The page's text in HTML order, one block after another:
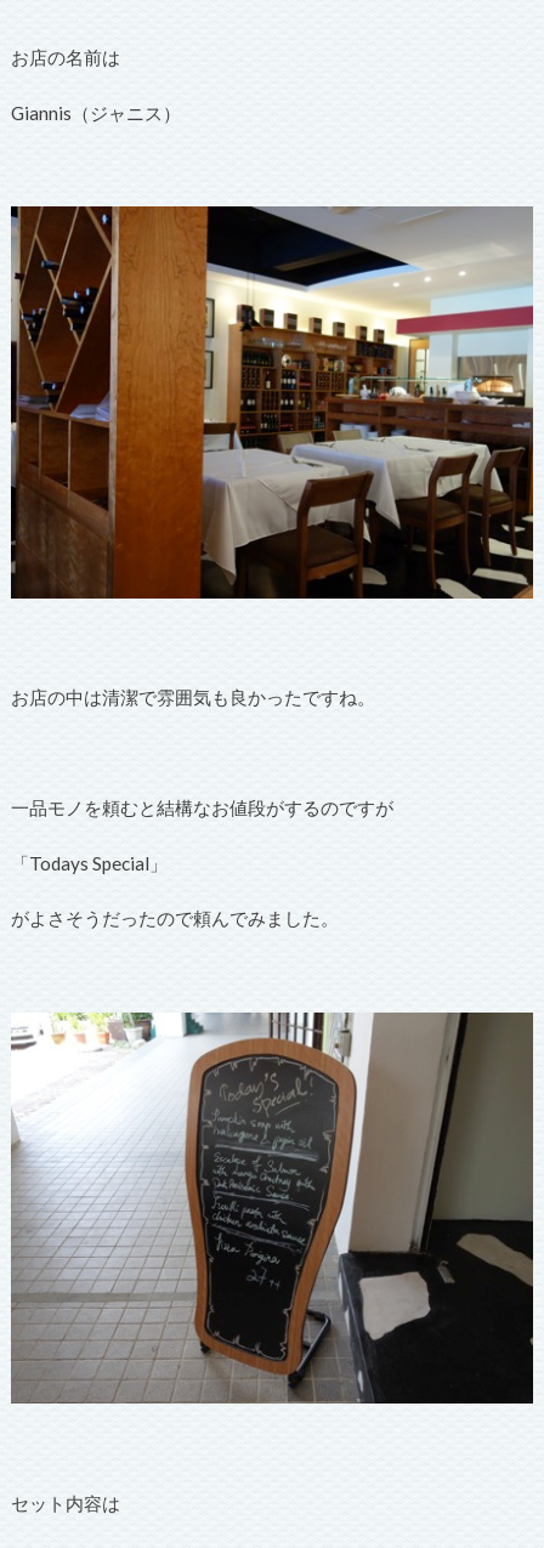
お店の名前は
Giannis（ジャニス）
お店の中は清潔で雰囲気も良かったですね。
一品モノを頼むと結構なお値段がするのですが
「Todays Special」
がよさそうだったので頼んでみました。
セット内容は